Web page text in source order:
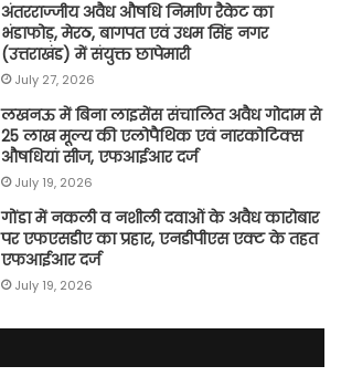
अंतरराज्जीय अवैध औषधि निर्माण रैकेट का
भंडाफोड़, मेरठ, बागपत एवं उधम सिंह नगर
(उत्तराखंड) में संयुक्त छापेमारी
July 27, 2026
लखनऊ में बिना लाइसेंस संचालित अवैध गोदाम से
25 लाख मूल्य की एलोपैथिक एवं नारकोटिक्स
औषधियां सीज, एफआईआर दर्ज
July 19, 2026
गोंडा में नकली व नशीली दवाओं के अवैध कारोबार
पर एफएसडीए का प्रहार, एनडीपीएस एक्ट के तहत
एफआईआर दर्ज
July 19, 2026